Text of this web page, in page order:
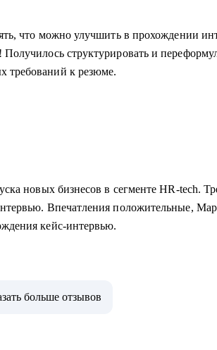
что можно улучшить в прохождении
структурировать и
требований к резюме.
новых бизнесов в сегменте HR-tech.
Впечатления положительные,
кейс-интервью.
больше отзывов